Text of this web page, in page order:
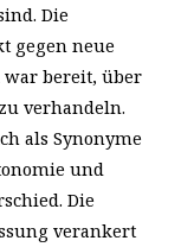
Die
gegen neue
war bereit, über
verhandeln.
als Synonyme
und
Die
verankert